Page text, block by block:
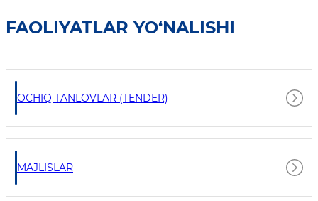
FAOLIYATLAR YO‘NALISHI
OCHIQ TANLOVLAR (TENDER)
MAJLISLAR